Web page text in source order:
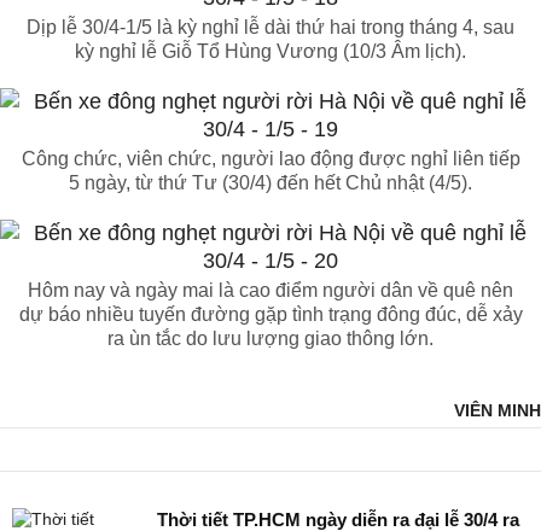
Dịp lễ 30/4-1/5 là kỳ nghỉ lễ dài thứ hai trong tháng 4, sau
kỳ nghỉ lễ Giỗ Tổ Hùng Vương (10/3 Âm lịch).
Công chức, viên chức, người lao động được nghỉ liên tiếp
5 ngày, từ thứ Tư (30/4) đến hết Chủ nhật (4/5).
Hôm nay và ngày mai là cao điểm người dân về quê nên
dự báo nhiều tuyến đường gặp tình trạng đông đúc, dễ xảy
ra ùn tắc do lưu lượng giao thông lớn.
VIÊN MINH
Thời tiết TP.HCM ngày diễn ra đại lễ 30/4 ra